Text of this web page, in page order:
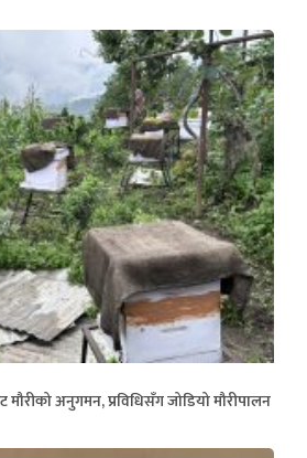
अनुगमन, प्रविधिसँग जोडियो मौरीपालन